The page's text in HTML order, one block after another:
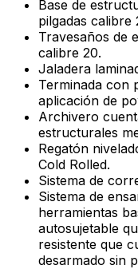
Base de
pilgadas calibre
Travesaños de
calibre 20.
Jaladera
Terminada con
aplicación de
Archivero
estructurales
Regatón
Cold Rolled.
Sistema de
Sistema de
herramientas
autosujetable
resistente que
desarmado sin